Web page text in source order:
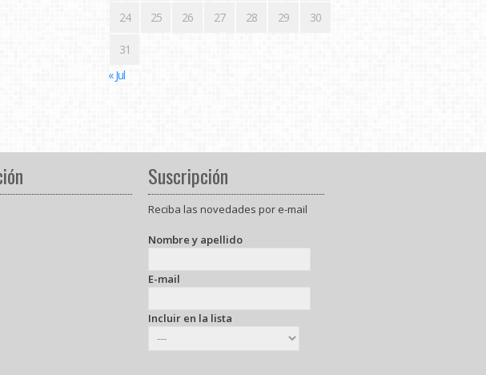
24 25 26 27 28 29 30
31
« Jul
Suscripción
Reciba las novedades por e-mail
Nombre y apellido
E-mail
Incluir en la lista